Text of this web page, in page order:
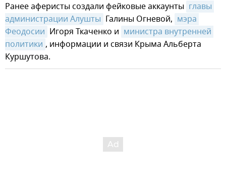
Ранее аферисты создали фейковые аккаунты главы
администрации Алушты Галины Огневой, мэра
Феодосии Игоря Ткаченко и министра внутренней
политики , информации и связи Крыма Альберта
Куршутова.